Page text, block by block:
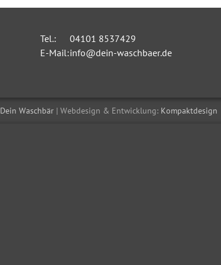
Tel.:
04101 8537429
E-Mail:info@dein-waschbaer.de
Dein Waschbär| Webdesign & Entwicklung: Kompaktdesign